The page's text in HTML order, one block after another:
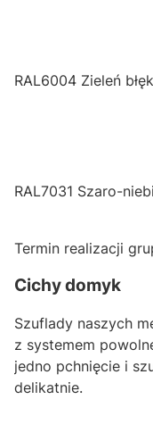
RAL6004 Zieleń
RAL7031 Szaro-
Termin realizacji
Cichy domyk
Szuflady naszych
z systemem
jedno pchnięcie i
delikatnie.